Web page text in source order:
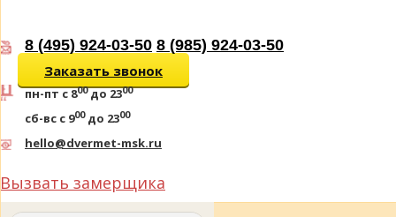
8 (495) 924-03-50 8 (985) 924-03-50
Заказать звонок
пн-пт с 800до 2300
сб-вс с 900до 2300
hello@dvermet-msk.ru
Вызвать замерщика